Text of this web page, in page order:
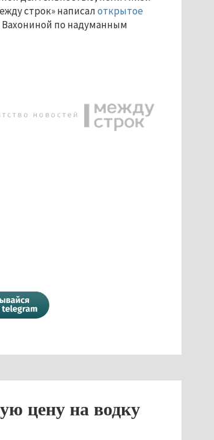
строк» написалоткрытое
Вахониной по надуманным
цену на водку